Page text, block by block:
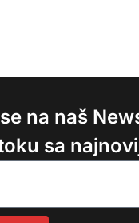
na naš
sa